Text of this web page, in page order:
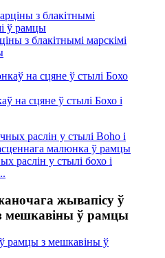
з блакітнымі марскімі
на сцяне ў стылі Бохо і
раслін у стылі бохо і
жывапісу ў
з мешкавіны ў рамцы